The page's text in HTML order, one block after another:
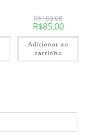
R$100,00
R$85,00
Adicionar ao
carrinho